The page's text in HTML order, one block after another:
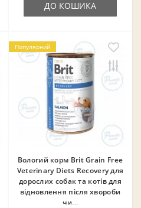
ДО КОШИКА
Популярний
Вологий корм Brit Grain Free
Veterinary Diets Recovery для
дорослих собак та котів для
відновлення після хвороби
чи...